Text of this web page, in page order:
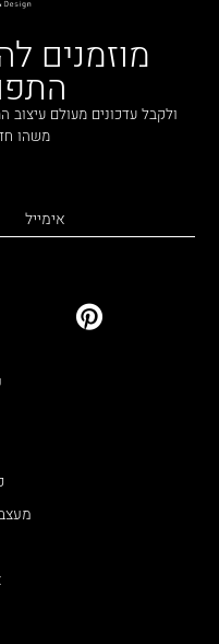
מוזמנים
ולקבל עדכונים מעולם עיצוב
משהו